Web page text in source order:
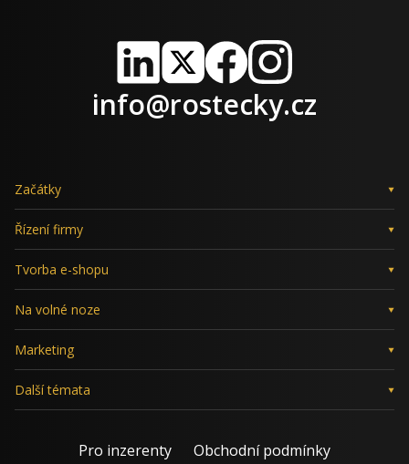
LinkedIn
X FacebookInstagram
info@rostecky.cz
Začátky
Řízení firmy
Tvorba e-shopu
Na volné noze
Marketing
Další témata
Pro inzerenty Obchodní podmínky